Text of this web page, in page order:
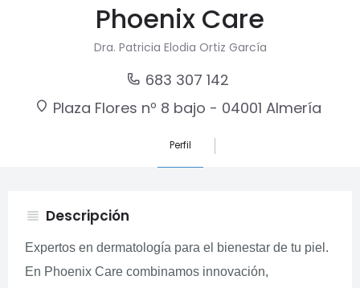
Phoenix Care
Dra. Patricia Elodia Ortiz García
683 307 142
Plaza Flores nº 8 bajo - 04001 Almería
Perfil
view_headline Descripción
Expertos en dermatología para el bienestar de tu piel.
En Phoenix Care combinamos innovación,